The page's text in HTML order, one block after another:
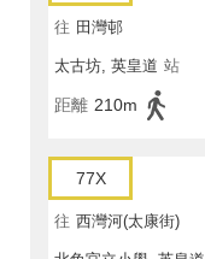
往 田灣邨
太古坊, 英皇道 站
距離 210m
77X
往 西灣河(太康街)